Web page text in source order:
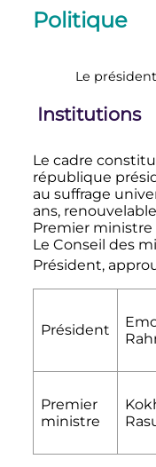
Politique
Le
Institutions
Le cadre
république
au suffrage
ans,
Premier
Le Conseil des
Président,
Président
Premier
ministre